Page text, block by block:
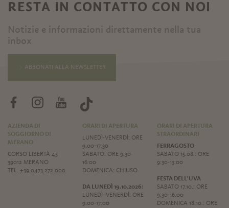
RESTA IN CONTATTO CON NOI
Notizie e informazioni direttamente nella tua
inbox
ABBONATI ALLA NEWSLETTER
AZIENDA DI
SOGGIORNO DI
MERANO
CORSO LIBERTÀ 45
39012 MERANO
TEL.+39 0473 272 000
ORARI DI APERTURA
LUNEDÌ-VENERDÌ: ORE
9:00-17:30
SABATO: ORE 9:30-
16:00
DOMENICA: CHIUSO
DA LUNEDÌ 19.10.2026:
LUNEDÌ–VENERDÌ: ORE
9:00-17:00
ORARI DI APERTURA
STRAORDINARI
FERRAGOSTO
SABATO 15.08.: ORE
9:30-13:00
FESTA DELL'UVA
SABATO 17.10.: ORE
9:30-16:00
DOMENICA 18.10.: ORE